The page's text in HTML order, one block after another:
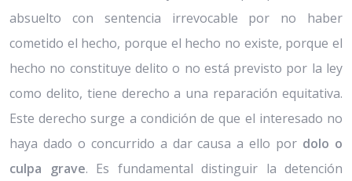
absuelto con sentencia irrevocable por no haber
cometido el hecho, porque el hecho no existe, porque el
hecho no constituye delito o no está previsto por la ley
como delito, tiene derecho a una reparación equitativa.
Este derecho surge a condición de que el interesado no
haya dado o concurrido a dar causa a ello por dolo o
culpa grave. Es fundamental distinguir la detención